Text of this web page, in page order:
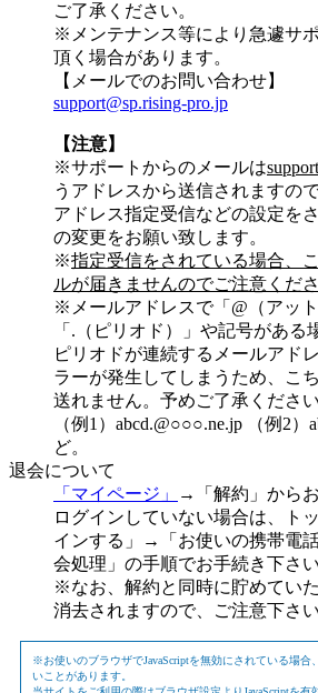
ご了承ください。
※メンテナンス等により急遽サ
頂く場合があります。
【メールでのお問い合わせ】
support@sp.rising-pro.jp
【注意】
※サポートからのメールは
うアドレスから送信されますの
アドレス指定受信などの設定を
の変更をお願い致します。
※指定受信をされている場合、
ルが届きませんのでご注意くださ
※メールアドレスで「@（アッ
「.（ピリオド）」や記号がある
ピリオドが連続するメールアド
ラーが発生してしまうため、こ
送れません。予めご了承ください
（例1）abcd.@○○○.ne.jp （例2）
ど。
退会について
「マイページ」
→「解約」から
ログインしていない場合は、ト
インする」→「お使いの携帯電
会処理」の手順でお手続き下さい
※なお、解約と同時に貯めてい
消去されますので、ご注意下さい
※お使いのブラウザでJavaScriptを無効にされている場合
いことがあります。